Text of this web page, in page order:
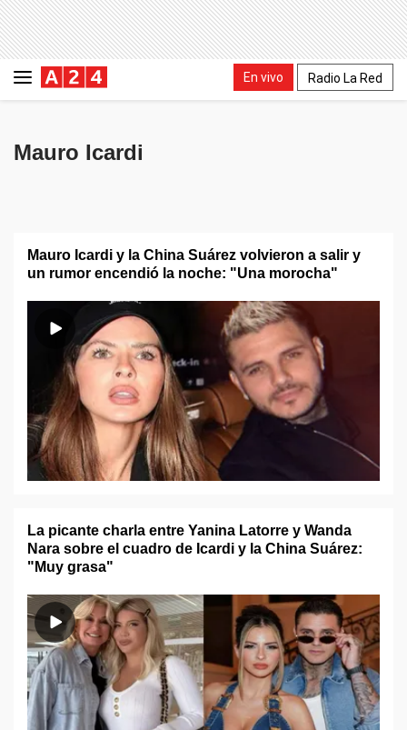
En vivo Radio La Red
Mauro Icardi
Mauro Icardi y la China Suárez volvieron a salir y
un rumor encendió la noche: "Una morocha"
La picante charla entre Yanina Latorre y Wanda
Nara sobre el cuadro de Icardi y la China Suárez:
"Muy grasa"